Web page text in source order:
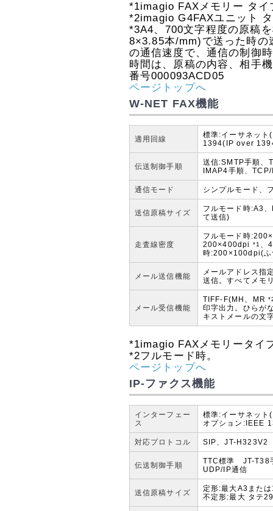
*1imagio FAXメモリー タイ
*2imagio G4FAXユニット
*3A4、700文字程度の原稿
8×3.85本/mm)で送った時の
の通信速度で、通信の制御
時間は、原稿の内容、相手
番号000093ACD05
ページトップへ
W-NET FAX機能
適用回線
標準:イーサネッ
1394(IP over
伝送制御手順
送信:SMTP手順、
IMAP4手順、
通信モード シンプルモード、
送信原稿サイズ
フルモード時:A3
て送信)
走査線密度
フルモード時
200×400dpi
*1 、
時:200×100dpi(
メール送信機能
メールアドレス指
送信。すべてメモ
メール受信機能
TIFF-F(MH、MR
印字出力。ひらが
キストメールの文
*1imagio FAXメモリータイ
*2フルモード時。
ページトップへ
IP-ファクス機能
インターフェー
ス
標準:イーサネッ
オプション:IEEE
対応プロトコル SIP、JT-H323V2
伝送制御手順
TTC標準 JT-T38
UDP/IP通信
送信原稿サイズ
定形:最大A3また
不定形:最大 タテ